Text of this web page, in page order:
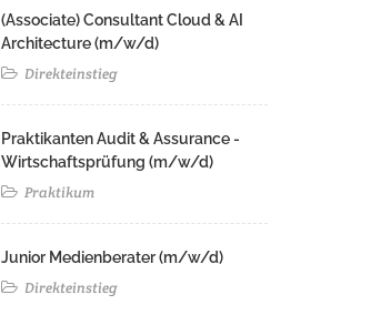
(Associate) Consultant Cloud & AI
Architecture (m/w/d)​ ​
Direkteinstieg
Praktikanten Audit & Assurance -
Wirtschaftsprüfung (m/w/d)
Praktikum
Junior Medienberater (m/w/d)
Direkteinstieg